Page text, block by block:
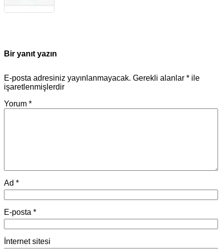
Bir yanıt yazın
E-posta adresiniz yayınlanmayacak. Gerekli alanlar * ile
işaretlenmişlerdir
Yorum *
Ad *
E-posta *
İnternet sitesi